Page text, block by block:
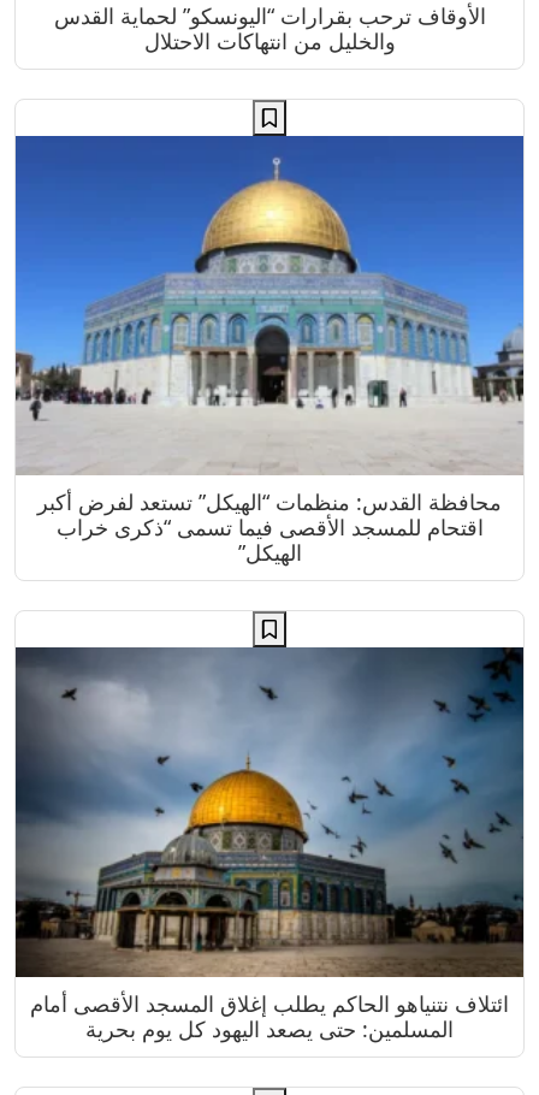
الأوقاف ترحب بقرارات “اليونسكو” لحماية القدس
والخليل من انتهاكات الاحتلال
محافظة القدس: منظمات “الهيكل” تستعد لفرض أكبر
اقتحام للمسجد الأقصى فيما تسمى “ذكرى خراب
الهيكل”
ائتلاف نتنياهو الحاكم يطلب إغلاق المسجد الأقصى أمام
المسلمين: حتى يصعد اليهود كل يوم بحرية